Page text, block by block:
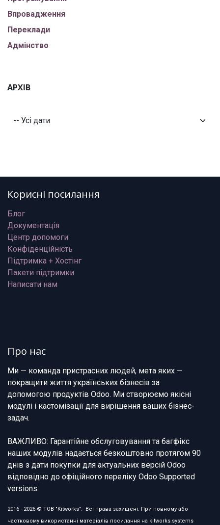
Впровадження
Переклади
Адмінство
АРХІВ
Корисні посилання
Блог
Документація
Центр допомоги
Конфіденційність
Підтримка + Хостінг
Пакети підтримки
Написати нам
Про нас
Ми — команда пристрасних людей, мета яких —
покращити життя українських бізнесів за
допомогою продуктів Odoo. Ми створюємо якісні
модулі і кастомізації для вирішення ваших бізнес-
задач.
ВАЖЛИВО: Гарантійне обслуговування та багфікс
наших модулів надається безкоштовно протягом 90
днів з дати покупки для актуальних версій Odoo
відповідно до офіційного переліку Odoo Supported
versions.
2016 - 2026 © ТОВ "Kitworks". Всі права захищені. При повному або
частковому використанні матеріалів посилання на kitworks.systems